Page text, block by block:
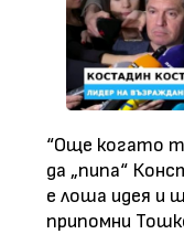
“Още когато
да „пипа“
е лоша идея и
припомни